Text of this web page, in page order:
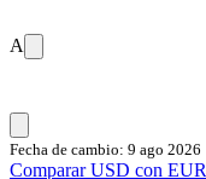
A
Fecha de cambio: 9 ago 2026
Comparar USD con EUR